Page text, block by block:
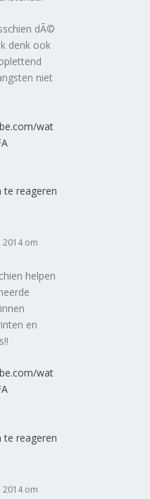
dÃ©
denk ook
niet
wat
te reageren
om
helpen
en
wat
te reageren
om